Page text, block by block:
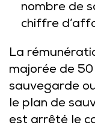
nombre de
chiffre
La
majorée de 50
sauvegarde
le plan de
est arrêté le